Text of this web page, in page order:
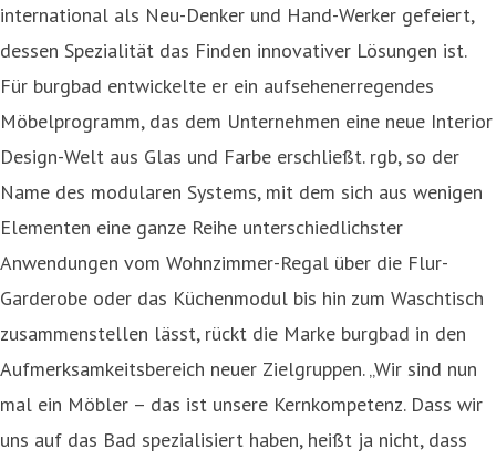
international als Neu-Denker und Hand-Werker gefeiert,
dessen Spezialität das Finden innovativer Lösungen ist.
Für burgbad entwickelte er ein aufsehenerregendes
Möbelprogramm, das dem Unternehmen eine neue Interior
Design-Welt aus Glas und Farbe erschließt. rgb, so der
Name des modularen Systems, mit dem sich aus wenigen
Elementen eine ganze Reihe unterschiedlichster
Anwendungen vom Wohnzimmer-Regal über die Flur-
Garderobe oder das Küchenmodul bis hin zum Waschtisch
zusammenstellen lässt, rückt die Marke burgbad in den
Aufmerksamkeitsbereich neuer Zielgruppen. „Wir sind nun
mal ein Möbler – das ist unsere Kernkompetenz. Dass wir
uns auf das Bad spezialisiert haben, heißt ja nicht, dass